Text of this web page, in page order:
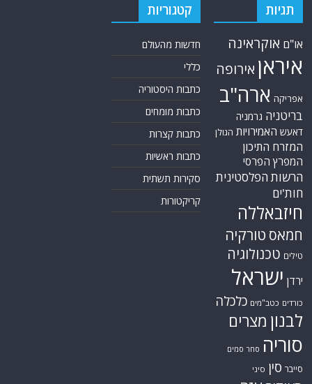
תגיות
או"ם אוקראינה
איראן אירופה
אפריקה ארה"ב
בריטניה גרמניה
דאעש האמירויות הגולן
המזרח התיכון
המפרץ הפרסי
הרשות הפלסטינית
חות'ים
חיזבאללה
חמאס טורקיה
טילים טכנולוגיה
ירדן ישראל
כורדים כטב"מים כלכלה
לבנון מצרים
סוריה סחר סמים
סייבר סין סיני
קטגוריות
חדשות מהעולם
כללי
כתבות היסטוריה
כתבות מומחים
כתבות קצרות
כתבות ראשיות
סקירות תשתית
קריקטורות